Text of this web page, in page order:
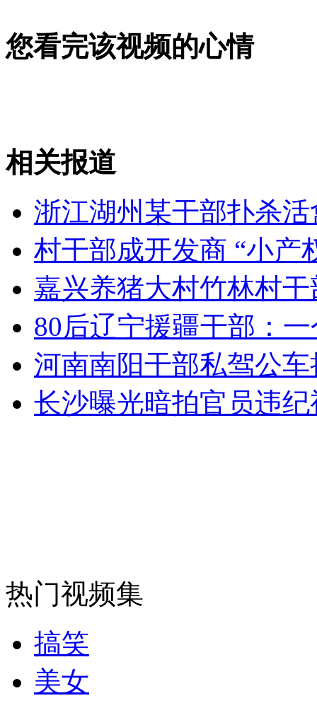
俄国防部将对俄武器装备升级改造
女孩北京地铁殴打老人 痛下狠手拳打脚踢
无痛分娩是否安全 医生回应
外交部：反对强权政治霸凌主义
外交部：有关国家言论片面不公正
消防员救轻生者 花炮节热闹非凡
纽约上演“枕头大战”
您看完该视频的心情
相关报道
浙江湖州某干部扑杀
村干部成开发商 “小产
嘉兴养猪大村竹林村
80后辽宁援疆干部：
河南南阳干部私驾公
长沙曝光暗拍官员违
热门视频集
搞笑
美女